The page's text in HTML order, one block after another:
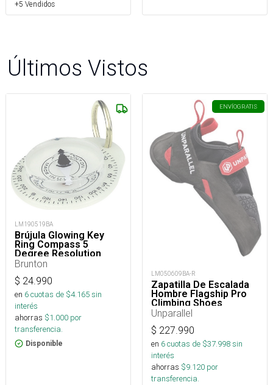
+5 Vendidos
Últimos Vistos
LM190519BA
Brújula Glowing Key
Ring Compass 5
Degree Resolution
Brunton
$ 24.990
en 6cuotas de $4.165sin
interés
ahorras $1.000 por
transferencia.
Disponible
ENVÍOGRATIS
LM050609BA-R
Zapatilla De Escalada
Hombre Flagship Pro
Climbing Shoes
Unparallel
$ 227.990
en 6cuotas de $37.998sin
interés
ahorras $9.120 por
transferencia.